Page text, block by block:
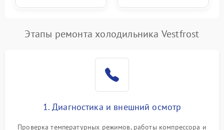
Этапы ремонта холодильника Vestfrost
1. Диагностика и внешний осмотр
Проверка температурных режимов, работы компрессора и